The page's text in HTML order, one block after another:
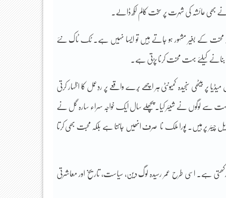
بھی عائشہ کی شہرت پر سخت کالم لکھ ڈالے۔
کے بغیر مشہور ہو جاتے ہیں تو ایسا نہیں ہے۔ ٹک ٹاک نئے
کیلئے بہت محنت کرنا پڑتی ہے۔
بیٹھی سنجیدہ کمیونٹی ہر اچھے بُرے واقعے پر ردِعمل کا اظہار کرتی
29 میڈل حاصل کیے۔ اس خبر کو بہت سے لوگوں نے شیئر کیا۔ پچھلے سال ایک خواجہ سراء سارہ گل نے
پر ہیں۔ پورا ملک نا صرف انھیں جانتا ہے بلکہ محبت بھی کرتا
ہے۔ اسی طرح عمر رسیدہ لوگ دین، سیاست، تاریخ اور معاشرتی